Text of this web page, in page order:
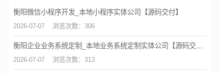
衡阳微信小程序开发_本地小程序实体公司【源码交付】
2026-07-07 浏览次数：306
衡阳企业业务系统定制_本地业务系统定制实体公司【源码交付】
2026-07-07 浏览次数：313